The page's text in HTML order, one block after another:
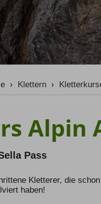
Bewertung Newsletter
› Klettern ›
Alpin
Pass
Kletterer, die
haben!